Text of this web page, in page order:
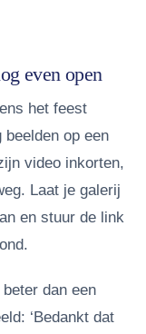
even open
het feest
op een
video inkorten,
Laat je galerij
en stuur de link
dan een
‘Bedankt dat